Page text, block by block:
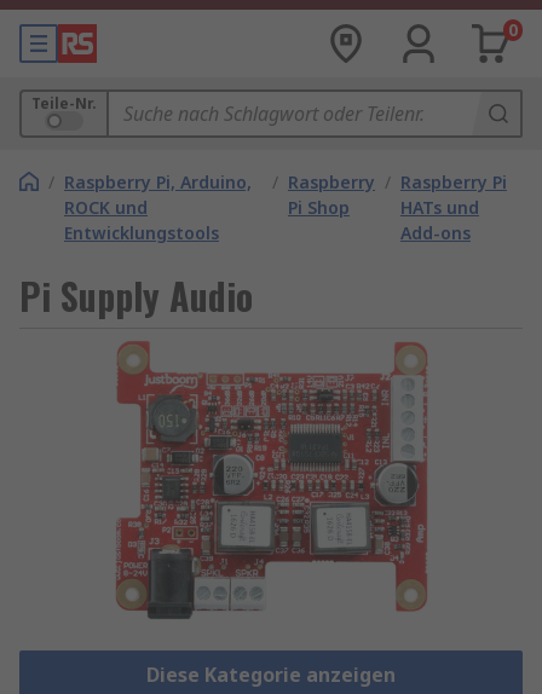
0
Teile-Nr.
/ Raspberry Pi, Arduino,
ROCK und
Entwicklungstools
/ Raspberry
Pi Shop
/ Raspberry Pi
HATs und
Add-ons
Pi Supply Audio
Diese Kategorie anzeigen